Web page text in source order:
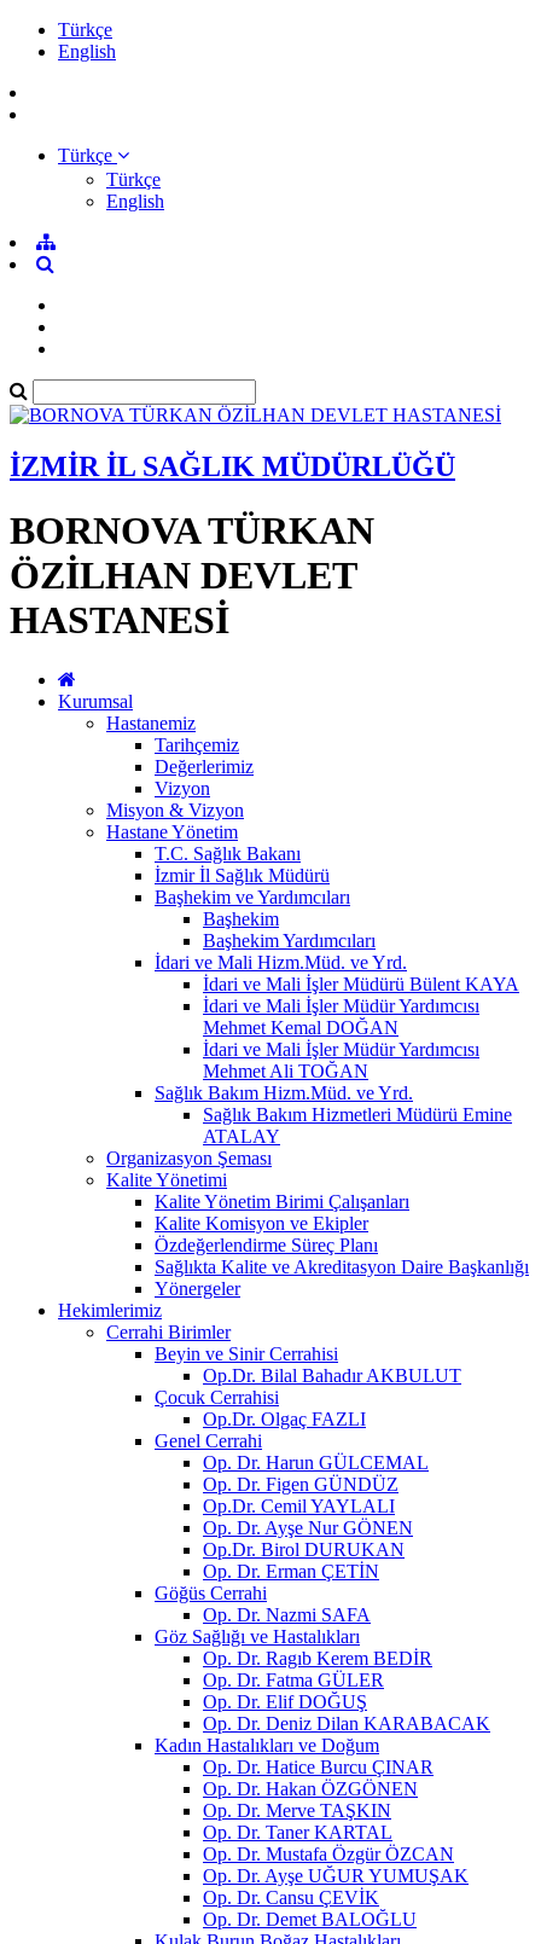
Türkçe
English
Türkçe
Türkçe
English
İZMİR İL SAĞLIK MÜDÜRLÜĞÜ
BORNOVA TÜRKAN
ÖZİLHAN DEVLET
HASTANESİ
Kurumsal
Hastanemiz
Tarihçemiz
Değerlerimiz
Vizyon
Misyon & Vizyon
Hastane Yönetim
T.C. Sağlık Bakanı
İzmir İl Sağlık Müdürü
Başhekim ve Yardımcıları
Başhekim
Başhekim Yardımcıları
İdari ve Mali Hizm.Müd. ve Yrd.
İdari ve Mali İşler Müdürü Bülent KAYA
İdari ve Mali İşler Müdür Yardımcısı
Mehmet Kemal DOĞAN
İdari ve Mali İşler Müdür Yardımcısı
Mehmet Ali TOĞAN
Sağlık Bakım Hizm.Müd. ve Yrd.
Sağlık Bakım Hizmetleri Müdürü Emine
ATALAY
Organizasyon Şeması
Kalite Yönetimi
Kalite Yönetim Birimi Çalışanları
Kalite Komisyon ve Ekipler
Özdeğerlendirme Süreç Planı
Sağlıkta Kalite ve Akreditasyon Daire Başkanlığı
Yönergeler
Hekimlerimiz
Cerrahi Birimler
Beyin ve Sinir Cerrahisi
Op.Dr. Bilal Bahadır AKBULUT
Çocuk Cerrahisi
Op.Dr. Olgaç FAZLI
Genel Cerrahi
Op. Dr. Harun GÜLCEMAL
Op. Dr. Figen GÜNDÜZ
Op.Dr. Cemil YAYLALI
Op. Dr. Ayşe Nur GÖNEN
Op.Dr. Birol DURUKAN
Op. Dr. Erman ÇETİN
Göğüs Cerrahi
Op. Dr. Nazmi SAFA
Göz Sağlığı ve Hastalıkları
Op. Dr. Ragıb Kerem BEDİR
Op. Dr. Fatma GÜLER
Op. Dr. Elif DOĞUŞ
Op. Dr. Deniz Dilan KARABACAK
Kadın Hastalıkları ve Doğum
Op. Dr. Hatice Burcu ÇINAR
Op. Dr. Hakan ÖZGÖNEN
Op. Dr. Merve TAŞKIN
Op. Dr. Taner KARTAL
Op. Dr. Mustafa Özgür ÖZCAN
Op. Dr. Ayşe UĞUR YUMUŞAK
Op. Dr. Cansu ÇEVİK
Op. Dr. Demet BALOĞLU